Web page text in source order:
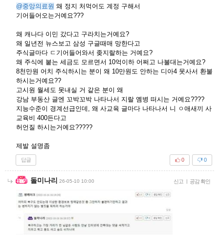
@중앙의료원 왜 정지 처먹어도 계정 구해서
기어들어오는거예요???
왜 캐나다 이민 갔다고 구라치는거예요?
왜 일년전 뉴스보고 삼성 구글때매 망한다고
주식글마다 ㄷ기어들어와서 좆지랄하는 거예요?
왜 주식에 붙는 세금도 모르면서 10억이하 어쩌고 나불대는거예요?
8천만원 어치 주식하시는 분이 왜 10만원도 안하는 디아4 못사서 환불
하시는거예요??
고시원 월세도 못내실 거 같은 분이 왜
강남 부동산 글엔 꼬박꼬박 나타나서 지랄 옘병 떠시는 거예요????
지능수준이 경계선급인데, 왜 사교육 글마다 나타나서 니 ㅇ애새끼 사
교육비 400든다고
허언질 하시는거예요?????
제발 설명좀
답글 0
0
돌미나리 26-05-10 10:00 신고 | 공감 확인